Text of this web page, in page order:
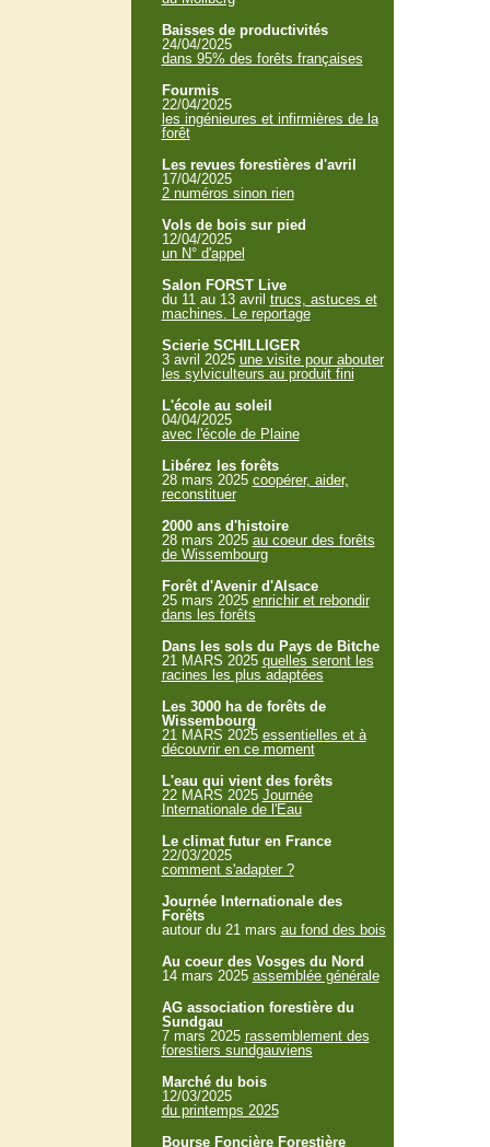
Baisses de productivités
24/04/2025
dans 95% des forêts françaises
Fourmis
22/04/2025
les ingénieures et infirmières de la
forêt
Les revues forestières d'avril
17/04/2025
2 numéros sinon rien
Vols de bois sur pied
12/04/2025
un N° d'appel
Salon FORST Live
du 11 au 13 avril trucs, astuces et
machines. Le reportage
Scierie SCHILLIGER
3 avril 2025 une visite pour abouter
les sylviculteurs au produit fini
L'école au soleil
04/04/2025
avec l'école de Plaine
Libérez les forêts
28 mars 2025 coopérer, aider,
reconstituer
2000 ans d'histoire
28 mars 2025 au coeur des forêts
de Wissembourg
Forêt d'Avenir d'Alsace
25 mars 2025 enrichir et rebondir
dans les forêts
Dans les sols du Pays de Bitche
21 MARS 2025 quelles seront les
racines les plus adaptées
Les 3000 ha de forêts de
Wissembourg
21 MARS 2025 essentielles et à
découvrir en ce moment
L'eau qui vient des forêts
22 MARS 2025 Journée
Internationale de l'Eau
Le climat futur en France
22/03/2025
comment s'adapter ?
Journée Internationale des
Forêts
autour du 21 mars au fond des bois
Au coeur des Vosges du Nord
14 mars 2025 assemblée générale
AG association forestière du
Sundgau
7 mars 2025 rassemblement des
forestiers sundgauviens
Marché du bois
12/03/2025
du printemps 2025
Bourse Foncière Forestière